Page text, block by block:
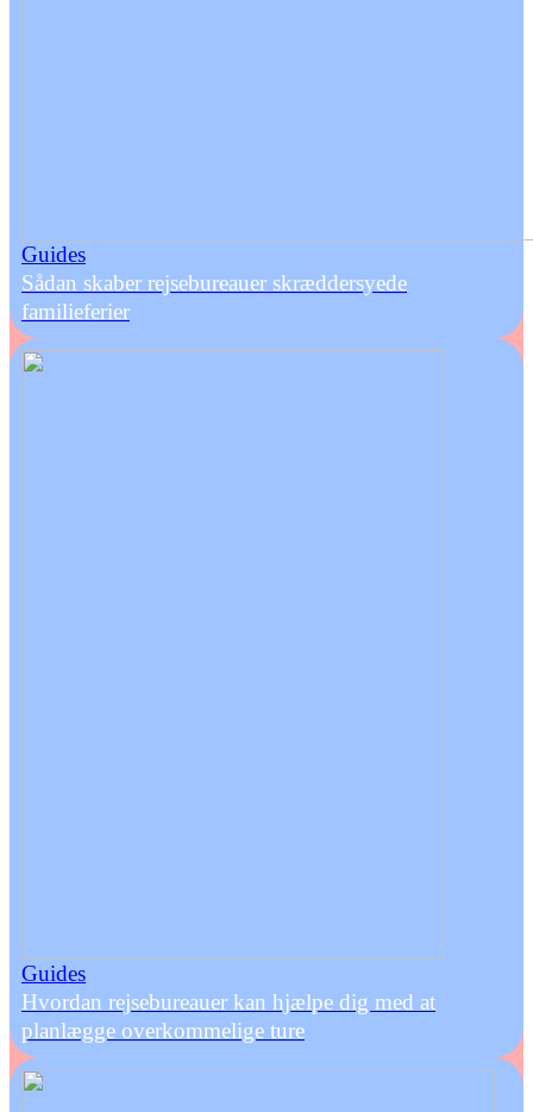
Guides
Sådan skaber rejsebureauer skræddersyede
familieferier
Guides
Hvordan rejsebureauer kan hjælpe dig med at
planlægge overkommelige ture